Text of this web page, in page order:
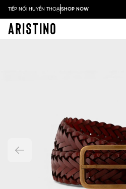
TIẾP NỐI HUYỀN THOẠISHOP NOW